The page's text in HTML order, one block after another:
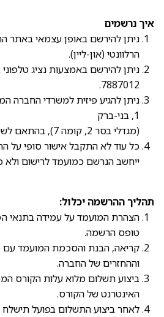
איך נרשמים
ניתן להירשם באופן עצמאי באתר
הרלוונטי (און-ליין).
7887012.
ניתן להגיע פיזית למשרדי החברה
1, בני-ברק
(מגדלי בסר 2, קומה 7), בהתאם לשעות הקבלה.
כל עוד לא התקבל אישור סופי על
ייחשב הנרשם כמועמד לרישום ולא
תהליך ההרשמה יכלול:
הצהרת המועמד על עמידה בתנאי
טופס הרשמה.
קריאה, הבנת והסכמת המועמד עם
וההחזרים של החברה.
ביצוע תשלום מלוא עלות הקורס
האינטרנט של הקורס.
לאחר ביצוע התשלום בפועל תישלח